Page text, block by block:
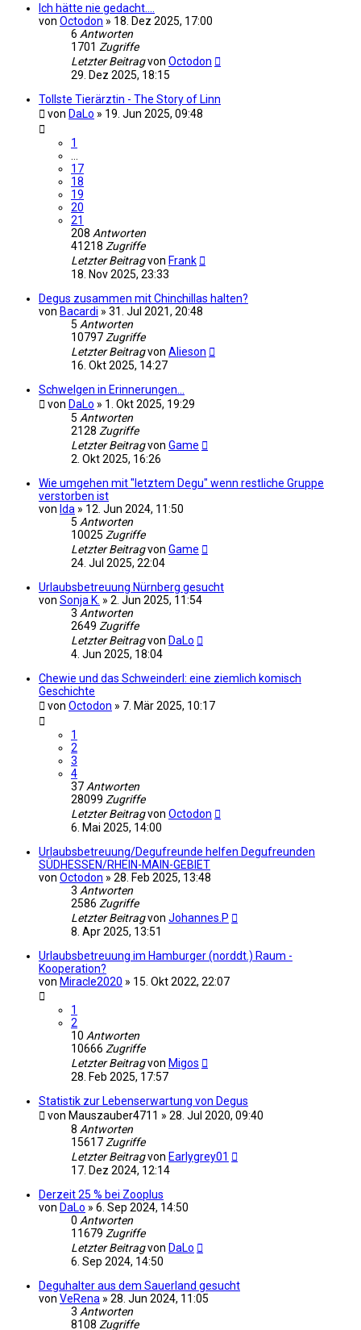
Ich hätte nie gedacht....
von Octodon » 18. Dez 2025, 17:00
6 Antworten
1701 Zugriffe
Letzter Beitragvon Octodon
29. Dez 2025, 18:15
Tollste Tierärztin - The Story of Linn
von DaLo » 19. Jun 2025, 09:48
1
17
18
19
20
21
208 Antworten
41218 Zugriffe
Letzter Beitragvon Frank
18. Nov 2025, 23:33
Degus zusammen mit Chinchillas halten?
von Bacardi » 31. Jul 2021, 20:48
5 Antworten
10797 Zugriffe
Letzter Beitragvon Alieson
16. Okt 2025, 14:27
Schwelgen in Erinnerungen...
von DaLo » 1. Okt 2025, 19:29
5 Antworten
2128 Zugriffe
Letzter Beitragvon Game
2. Okt 2025, 16:26
Wie umgehen mit "letztem Degu" wenn restliche Gruppe
verstorben ist
von Ida » 12. Jun 2024, 11:50
5 Antworten
10025 Zugriffe
Letzter Beitragvon Game
24. Jul 2025, 22:04
Urlaubsbetreuung Nürnberg gesucht
von Sonja K. » 2. Jun 2025, 11:54
3 Antworten
2649 Zugriffe
Letzter Beitragvon DaLo
4. Jun 2025, 18:04
Chewie und das Schweinderl: eine ziemlich komisch
Geschichte
von Octodon » 7. Mär 2025, 10:17
1
2
3
4
37 Antworten
28099 Zugriffe
Letzter Beitragvon Octodon
6. Mai 2025, 14:00
Urlaubsbetreuung/Degufreunde helfen Degufreunden
SÜDHESSEN/RHEIN-MAIN-GEBIET
von Octodon » 28. Feb 2025, 13:48
3 Antworten
2586 Zugriffe
Letzter Beitragvon Johannes.P
8. Apr 2025, 13:51
Urlaubsbetreuung im Hamburger (norddt.) Raum -
Kooperation?
von Miracle2020 » 15. Okt 2022, 22:07
1
2
10 Antworten
10666 Zugriffe
Letzter Beitragvon Migos
28. Feb 2025, 17:57
Statistik zur Lebenserwartung von Degus
von Mauszauber4711 » 28. Jul 2020, 09:40
8 Antworten
15617 Zugriffe
Letzter Beitragvon Earlygrey01
17. Dez 2024, 12:14
Derzeit 25 % bei Zooplus
von DaLo » 6. Sep 2024, 14:50
0 Antworten
11679 Zugriffe
Letzter Beitragvon DaLo
6. Sep 2024, 14:50
Deguhalter aus dem Sauerland gesucht
von VeRena » 28. Jun 2024, 11:05
3 Antworten
8108 Zugriffe